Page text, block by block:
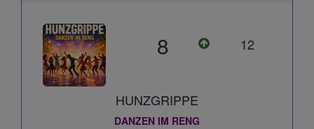
8 12
HUNZGRIPPE
DANZEN IM RENG